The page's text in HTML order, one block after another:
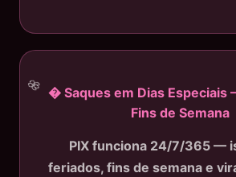
� Saques em Dias Especiais
Fins de Semana
PIX funciona 24/7/365 —
feriados, fins de semana e